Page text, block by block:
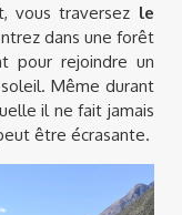
vous traversez le
dans une forêt
pour rejoindre un
Même durant
il ne fait jamais
être écrasante.